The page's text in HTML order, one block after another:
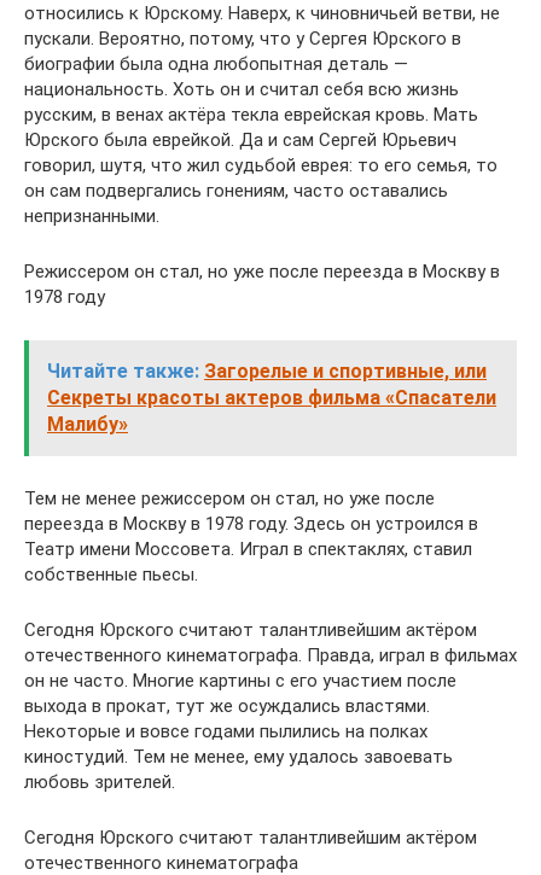
относились к Юрскому. Наверх, к чиновничьей ветви, не
пускали. Вероятно, потому, что у Сергея Юрского в
биографии была одна любопытная деталь —
национальность. Хоть он и считал себя всю жизнь
русским, в венах актёра текла еврейская кровь. Мать
Юрского была еврейкой. Да и сам Сергей Юрьевич
говорил, шутя, что жил судьбой еврея: то его семья, то
он сам подвергались гонениям, часто оставались
непризнанными.
Режиссером он стал, но уже после переезда в Москву в
1978 году
Читайте также: Загорелые и спортивные, или
Секреты красоты актеров фильма «Спасатели
Малибу»
Тем не менее режиссером он стал, но уже после
переезда в Москву в 1978 году. Здесь он устроился в
Театр имени Моссовета. Играл в спектаклях, ставил
собственные пьесы.
Сегодня Юрского считают талантливейшим актёром
отечественного кинематографа. Правда, играл в фильмах
он не часто. Многие картины с его участием после
выхода в прокат, тут же осуждались властями.
Некоторые и вовсе годами пылились на полках
киностудий. Тем не менее, ему удалось завоевать
любовь зрителей.
Сегодня Юрского считают талантливейшим актёром
отечественного кинематографа